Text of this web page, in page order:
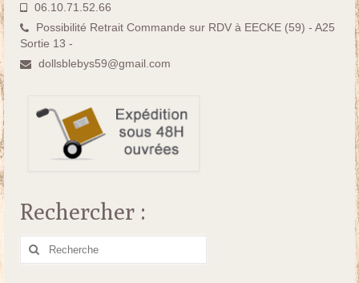
06.10.71.52.66
Possibilité Retrait Commande sur RDV à EECKE (59) - A25
Sortie 13 -
dollsblebys59@gmail.com
Rechercher :
Rechercher